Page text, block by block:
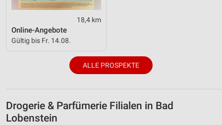
18,4 km
Online-Angebote
Gültig bis Fr. 14.08.
ALLE PROSPEKTE
Drogerie & Parfümerie Filialen in Bad
Lobenstein
Funktional
Werbung